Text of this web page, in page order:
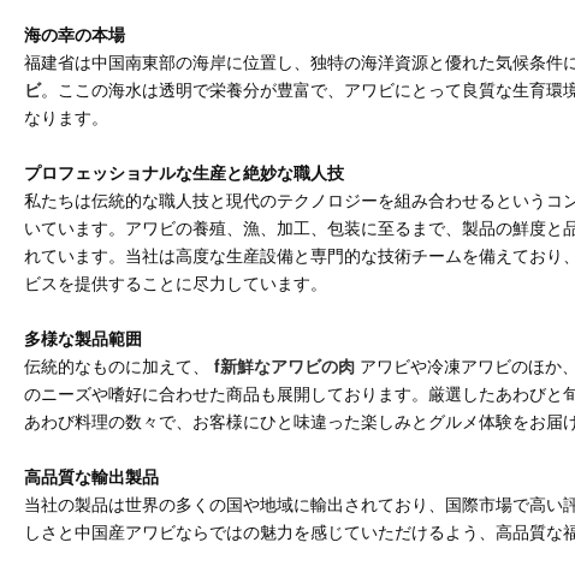
海の幸の本場
福建省は中国南東部の海岸に位置し、独特の海洋資源と優れた気候条
ビ。ここの海水は透明で栄養分が豊富で、アワビにとって良質な生育
なります。
プロフェッショナルな生産と絶妙な職人技
私たちは伝統的な職人技と現代のテクノロジーを組み合わせるという
いています。アワビの養殖、漁、加工、包装に至るまで、製品の鮮度
れています。当社は高度な生産設備と専門的な技術チームを備えてお
ビスを提供することに尽力しています。
多様な製品範囲
伝統的なものに加えて、 f新鮮なアワビの肉 アワビや冷凍アワビのほか
のニーズや嗜好に合わせた商品も展開しております。厳選したあわび
あわび料理の数々で、お客様にひと味違った楽しみとグルメ体験をお届
高品質な輸出製品
当社の製品は世界の多くの国や地域に輸出されており、国際市場で高
しさと中国産アワビならではの魅力を感じていただけるよう、高品質